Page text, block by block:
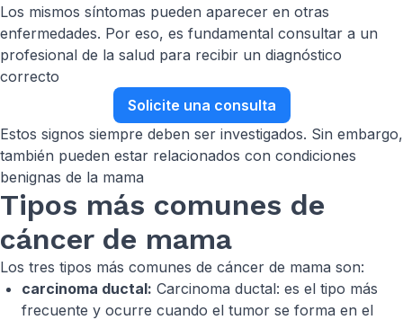
Los mismos síntomas pueden aparecer en otras
enfermedades. Por eso, es fundamental consultar a un
profesional de la salud para recibir un diagnóstico
correcto
Solicite una consulta
Estos signos siempre deben ser investigados. Sin embargo,
también pueden estar relacionados con condiciones
benignas de la mama
Tipos más comunes de
cáncer de mama
Los tres tipos más comunes de cáncer de mama son:
carcinoma ductal: Carcinoma ductal: es el tipo más
frecuente y ocurre cuando el tumor se forma en el